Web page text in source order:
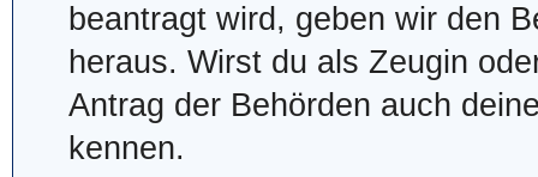
beantragt wird, geben wir den
heraus. Wirst du als Zeugin
Antrag der Behörden auch
kennen.